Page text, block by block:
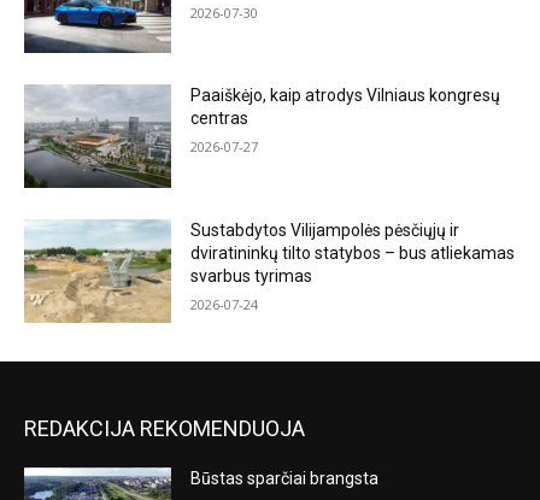
2026-07-30
Paaiškėjo, kaip atrodys Vilniaus kongresų
centras
2026-07-27
Sustabdytos Vilijampolės pėsčiųjų ir
dviratininkų tilto statybos – bus atliekamas
svarbus tyrimas
2026-07-24
REDAKCIJA REKOMENDUOJA
Būstas sparčiai brangsta